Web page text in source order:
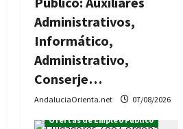
Administrativos,
Informático,
Administrativo,
Conserje…
AndaluciaOrienta.net
07/08/2026
Ofertas de Empleo Público